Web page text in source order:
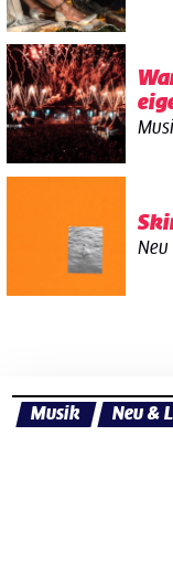
Musik Neu &